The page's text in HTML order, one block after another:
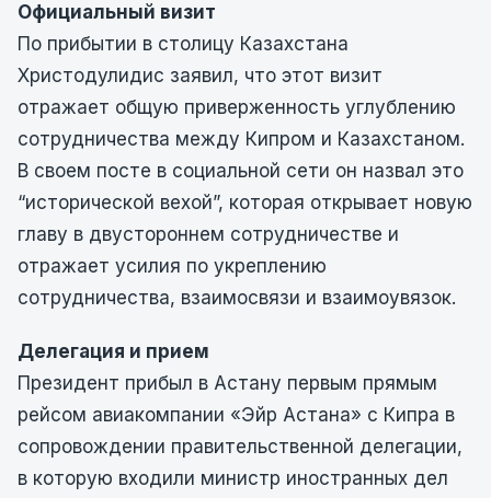
Официальный визит
По прибытии в столицу Казахстана
Христодулидис заявил, что этот визит
отражает общую приверженность углублению
сотрудничества между Кипром и Казахстаном.
В своем посте в социальной сети он назвал это
“исторической вехой”, которая открывает новую
главу в двустороннем сотрудничестве и
отражает усилия по укреплению
сотрудничества, взаимосвязи и взаимоувязок.
Делегация и прием
Президент прибыл в Астану первым прямым
рейсом авиакомпании «Эйр Астана» с Кипра в
сопровождении правительственной делегации,
в которую входили министр иностранных дел